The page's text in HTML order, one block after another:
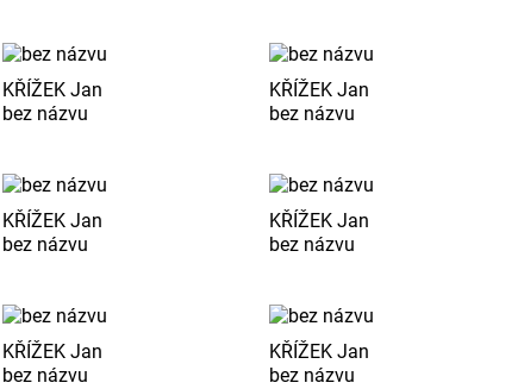
KŘÍŽEK Jan
bez názvu
KŘÍŽEK Jan
bez názvu
KŘÍŽEK Jan
bez názvu
KŘÍŽEK Jan
bez názvu
KŘÍŽEK Jan
bez názvu
KŘÍŽEK Jan
bez názvu